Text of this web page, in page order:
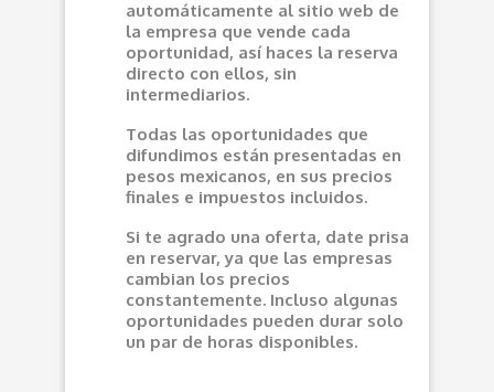
automáticamente al sitio web de
la empresa que vende cada
oportunidad, así haces la reserva
directo con ellos, sin
intermediarios.
Todas las oportunidades que
difundimos están presentadas en
pesos mexicanos, en sus precios
finales e impuestos incluidos.
Si te agrado una oferta, date prisa
en reservar, ya que las empresas
cambian los precios
constantemente. Incluso algunas
oportunidades pueden durar solo
un par de horas disponibles.